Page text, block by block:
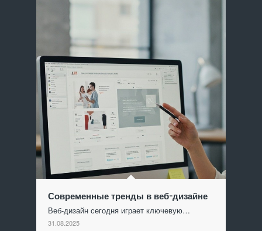
Современные тренды в веб-дизайне
Веб-дизайн сегодня играет ключевую…
31.08.2025